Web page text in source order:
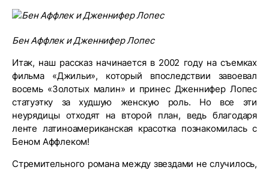
Бен Аффлек и Дженнифер Лопес
Итак, наш рассказ начинается в 2002 году на съемках
фильма «Джильи», который впоследствии завоевал
восемь «Золотых малин» и принес Дженнифер Лопес
статуэтку за худшую женскую роль. Но все эти
неурядицы отходят на второй план, ведь благодаря
ленте латиноамериканская красотка познакомилась с
Беном Аффлеком!
Стремительного романа между звездами не случилось,